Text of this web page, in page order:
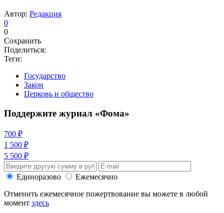
Автор: Редакция
0
0
Сохранить
Поделиться:
Теги:
Государство
Закон
Церковь и общество
Поддержите журнал «Фома»
700 ₽
1 500 ₽
5 500 ₽
Единоразово
Ежемесячно
Отменить ежемесячное пожертвование вы можете в любой
момент здесь